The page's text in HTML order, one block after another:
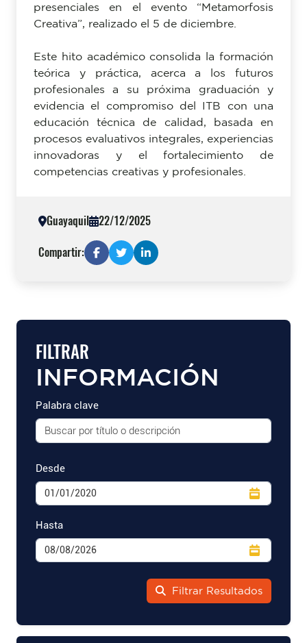
FILTRAR
INFORMACIÓN
Palabra clave
Desde
Hasta
Filtrar Resultados
presenciales en el evento “Metamorfosis
Creativa”, realizado el 5 de diciembre.
Este hito académico consolida la formación
teórica y práctica, acerca a los futuros
profesionales a su próxima graduación y
evidencia el compromiso del ITB con una
educación técnica de calidad, basada en
procesos evaluativos integrales, experiencias
innovadoras y el fortalecimiento de
competencias creativas y profesionales.
Guayaquil 22/12/2025
Compartir: